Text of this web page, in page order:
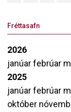
Fréttasafn
2026
janúarfebrúar
2025
janúarfebrúar
október